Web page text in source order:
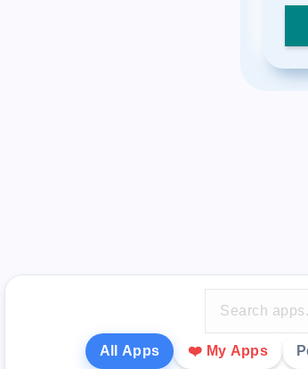
All Apps ❤️ My Apps